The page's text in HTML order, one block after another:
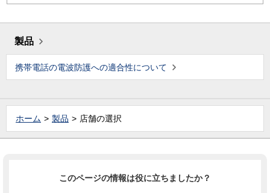
製品
携帯電話の電波防護への適合性について
ホーム 製品 店舗の選択
このページの情報は役に立ちましたか？